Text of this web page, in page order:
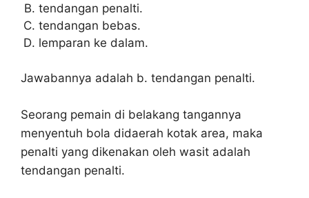
tendangan penalti.
tendangan bebas.
lemparan ke dalam.
Jawabannya adalah b. tendangan penalti.
Seorang pemain di belakang tangannya
menyentuh bola didaerah kotak area, maka
penalti yang dikenakan oleh wasit adalah
tendangan penalti.